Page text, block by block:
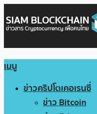
เมนู
ข่าวคริปโตเคอเรนซี่
ข่าว Bitcoin